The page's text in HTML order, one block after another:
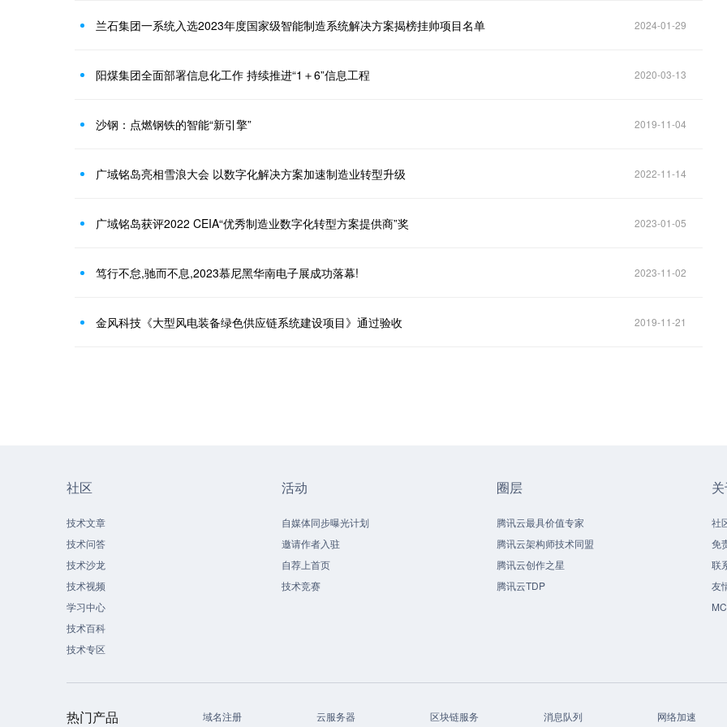
兰石集团一系统入选2023年度国家级智能制造系统解决方案揭榜挂帅项目名单 2024-01-29
阳煤集团全面部署信息化工作 持续推进“1＋6”信息工程 2020-03-13
沙钢：点燃钢铁的智能“新引擎” 2019-11-04
广域铭岛亮相雪浪大会 以数字化解决方案加速制造业转型升级 2022-11-14
广域铭岛获评2022 CEIA“优秀制造业数字化转型方案提供商”奖 2023-01-05
笃行不怠,驰而不息,2023慕尼黑华南电子展成功落幕! 2023-11-02
金风科技《大型风电装备绿色供应链系统建设项目》通过验收 2019-11-21
社区
技术文章
技术问答
技术沙龙
技术视频
学习中心
技术百科
技术专区
活动
自媒体同步曝光计划
邀请作者入驻
自荐上首页
技术竞赛
圈层
腾讯云最具价值专家
腾讯云架构师技术同盟
腾讯云创作之星
腾讯云TDP
社
免
联
友
热门产品 域名注册 云服务器 区块链服务 消息队列
网络加速